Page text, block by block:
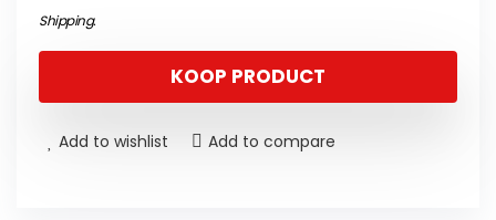
Shipping.
KOOP PRODUCT
Add to wishlist Add to compare